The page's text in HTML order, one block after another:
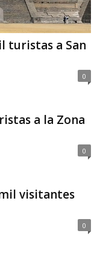
turistas a San
0
a la Zona
0
visitantes
0